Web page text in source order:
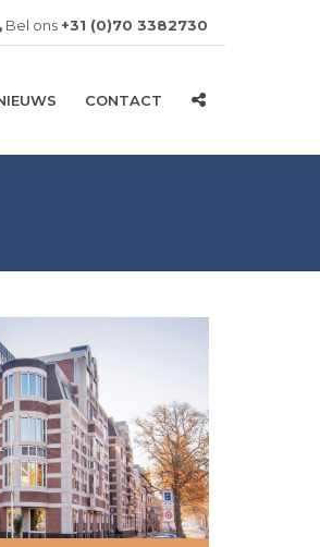
Bel ons +31 (0)70 3382730
CONTACT